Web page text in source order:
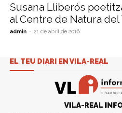
Susana Lliberós
al Centre de Natura
admin - 21 de abril de 2016
EL TEU DIARI EN VILA-REAL
VILA-REAL